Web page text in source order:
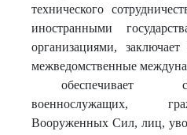
технического
иностранными
организациями,
межведомственные
обеспечивает
военнослужащих,
Вооруженных Сил, лиц,